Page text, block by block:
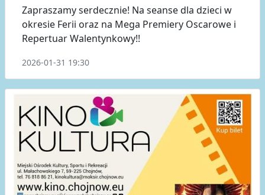
Zapraszamy serdecznie! Na seanse dla dzieci w
okresie Ferii oraz na Mega Premiery Oscarowe i
Repertuar Walentynkowy!!
2026-01-31 19:30